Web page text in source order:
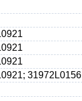
31972L0156